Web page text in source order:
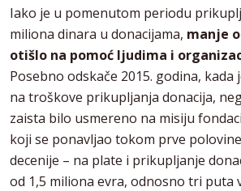
Iako je u pomenutom periodu
miliona dinara u donacijama, manje
otišlo na pomoć ljudima i
Posebno odskače 2015. godina,
na troškove prikupljanja donacija,
zaista bilo usmereno na misiju
koji se ponavljao tokom prve
decenije – na plate i prikupljanje
od 1,5 miliona evra, odnosno tri puta